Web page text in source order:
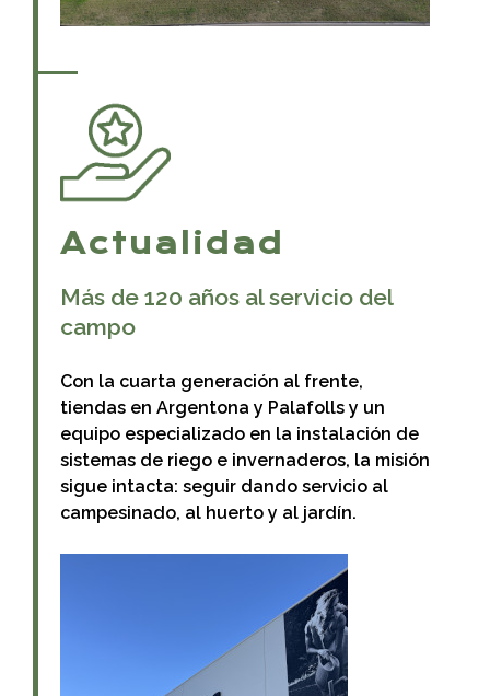
Actualidad
Más de 120 años al servicio del
campo
Con la cuarta generación al frente,
tiendas en Argentona y Palafolls y un
equipo especializado en la instalación de
sistemas de riego e invernaderos, la misión
sigue intacta: seguir dando servicio al
campesinado, al huerto y al jardín.